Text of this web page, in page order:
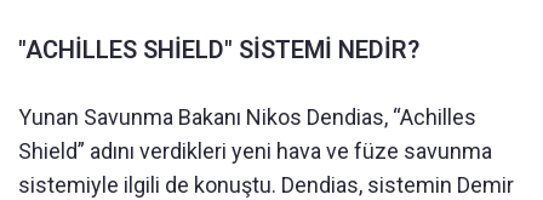
"ACHİLLES SHİELD" SİSTEMİ NEDİR?
Yunan Savunma Bakanı Nikos Dendias, “Achilles
Shield” adını verdikleri yeni hava ve füze savunma
sistemiyle ilgili de konuştu. Dendias, sistemin Demir